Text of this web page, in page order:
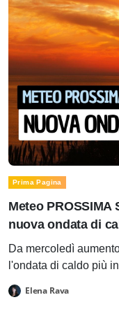
Prima Pagina
Meteo PROSSIMA
nuova ondata di
Da mercoledì
l'ondata di caldo più
Elena Rava